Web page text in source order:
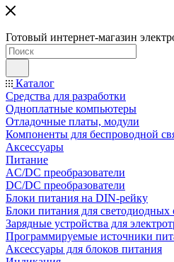
Готовый интернет-магазин
Каталог
Средства для разработки
Одноплатные компьютеры
Отладочные платы, модули
Компоненты для беспроводной
Аксессуары
Питание
AC/DC преобразователи
DC/DC преобразователи
Блоки питания на DIN-рейку
Блоки питания для светодиодных
Зарядные устройства для
Программируемые источники
Аксессуары для блоков питания